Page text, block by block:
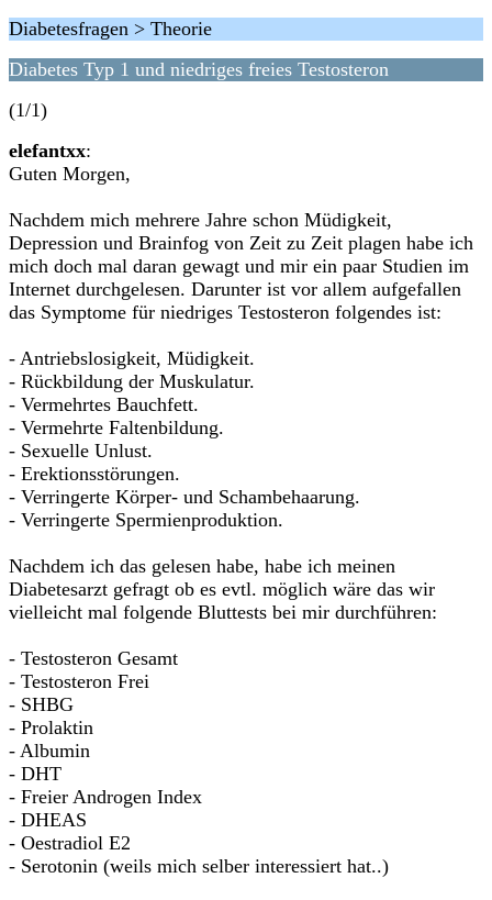
Diabetesfragen > Theorie
Diabetes Typ 1 und niedriges freies Testosteron
(1/1)
elefantxx:
Guten Morgen,
Nachdem mich mehrere Jahre schon Müdigkeit,
Depression und Brainfog von Zeit zu Zeit plagen habe ich
mich doch mal daran gewagt und mir ein paar Studien im
Internet durchgelesen. Darunter ist vor allem aufgefallen
das Symptome für niedriges Testosteron folgendes ist:
- Antriebslosigkeit, Müdigkeit.
- Rückbildung der Muskulatur.
- Vermehrtes Bauchfett.
- Vermehrte Faltenbildung.
- Sexuelle Unlust.
- Erektionsstörungen.
- Verringerte Körper- und Schambehaarung.
- Verringerte Spermienproduktion.
Nachdem ich das gelesen habe, habe ich meinen
Diabetesarzt gefragt ob es evtl. möglich wäre das wir
vielleicht mal folgende Bluttests bei mir durchführen:
- Testosteron Gesamt
- Testosteron Frei
- SHBG
- Prolaktin
- Albumin
- DHT
- Freier Androgen Index
- DHEAS
- Oestradiol E2
- Serotonin (weils mich selber interessiert hat..)